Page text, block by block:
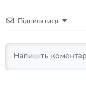
Підписатися